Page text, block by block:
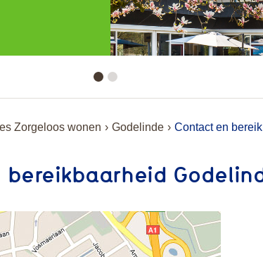
Zorgeloos wonen Godelinde Contact en
bereikbaarheid